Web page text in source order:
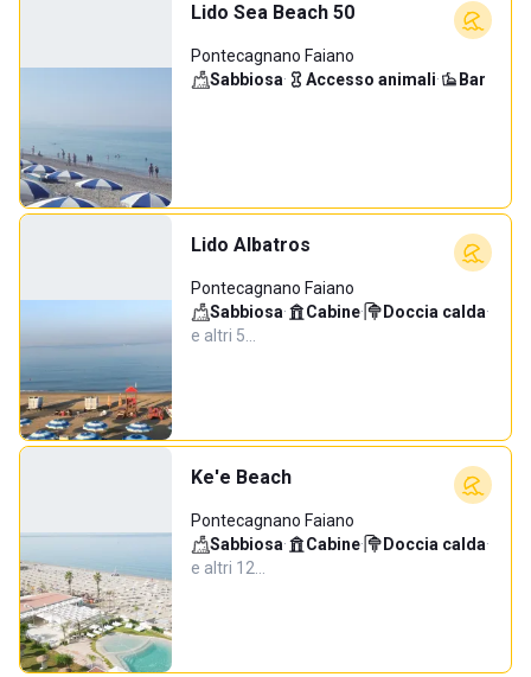
Lido Sea Beach 50
Pontecagnano Faiano
Sabbiosa· Accesso animali· Bar
Lido Albatros
Pontecagnano Faiano
Sabbiosa· Cabine· Doccia calda·
e altri 5…
Ke'e Beach
Pontecagnano Faiano
Sabbiosa· Cabine· Doccia calda·
e altri 12…